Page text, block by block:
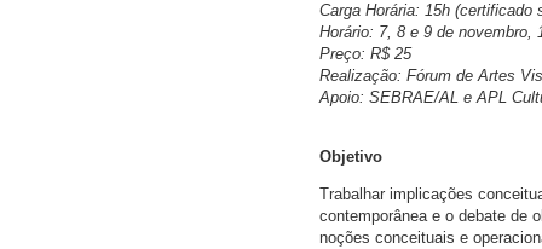
Carga Horária: 15h (certificado
Horário: 7, 8 e 9 de novembro,
Preço: R$ 25
Realização: Fórum de Artes
Apoio: SEBRAE/AL e APL
Objetivo
Trabalhar implicações
contemporânea e o debate de
noções conceituais e